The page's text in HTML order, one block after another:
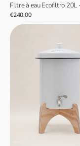
Filtre à eau Ecofiltro 20L
Prix
normal
€240,00
Support
en